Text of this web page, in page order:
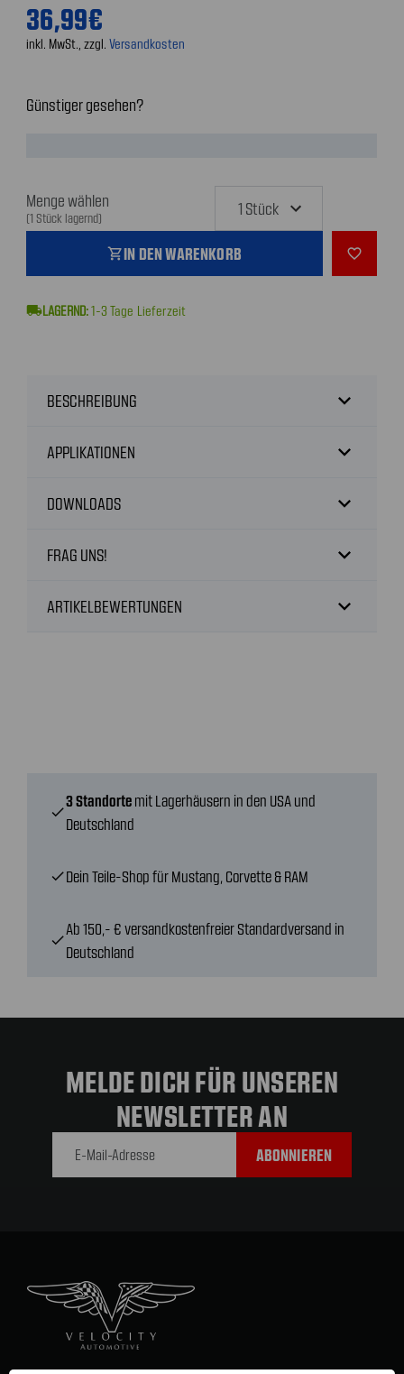
36,99€
inkl. MwSt., zzgl. Versandkosten
Günstiger gesehen?
Menge wählen
(1 Stück lagernd)
shopping_cartIN DEN WARENKORB favorite_outline
local_shipping 1-3 Tage Lieferzeit
BESCHREIBUNG expand_more
APPLIKATIONEN expand_more
DOWNLOADS expand_more
FRAG UNS! expand_more
ARTIKELBEWERTUNGEN expand_more
check
3 Standorte mit Lagerhäusern in den USA und
Deutschland
checkDein Teile-Shop für Mustang, Corvette & RAM
check
Ab 150,- € versandkostenfreier Standardversand in
Deutschland
MELDE DICH FÜR UNSEREN
NEWSLETTER AN